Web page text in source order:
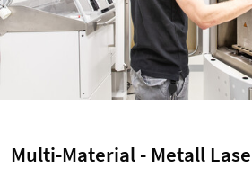
Multi-Material - Metall